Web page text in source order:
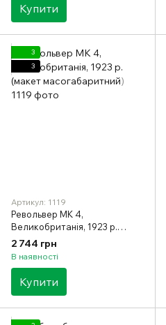
Купити
3
3
Артикул: 1119
Револьвер MK 4,
Великобританія, 1923 р.
(макет масогабаритний)
2 744 грн
В наявності
Купити